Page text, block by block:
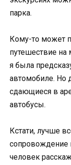
парка.
Кому-то может
путешествие на
я была
автомобиле. Но
сдающиеся в
автобусы.
Кстати, лучше
сопровождение
человек